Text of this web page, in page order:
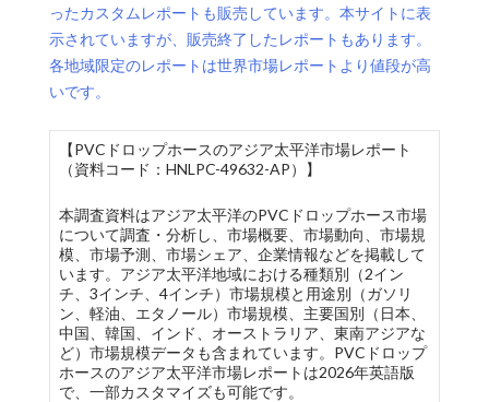
ったカスタムレポートも販売しています。本サイトに表
示されていますが、販売終了したレポートもあります。
各地域限定のレポートは世界市場レポートより値段が高
いです。
【PVCドロップホースのアジア太平洋市場レポート
（資料コード：HNLPC-49632-AP）】
本調査資料はアジア太平洋のPVCドロップホース市場
について調査・分析し、市場概要、市場動向、市場規
模、市場予測、市場シェア、企業情報などを掲載して
います。アジア太平洋地域における種類別（2イン
チ、3インチ、4インチ）市場規模と用途別（ガソリ
ン、軽油、エタノール）市場規模、主要国別（日本、
中国、韓国、インド、オーストラリア、東南アジアな
ど）市場規模データも含まれています。PVCドロップ
ホースのアジア太平洋市場レポートは2026年英語版
で、一部カスタマイズも可能です。